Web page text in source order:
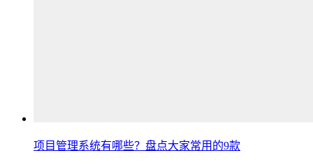
项目管理系统有哪些？盘点大家常用的9款